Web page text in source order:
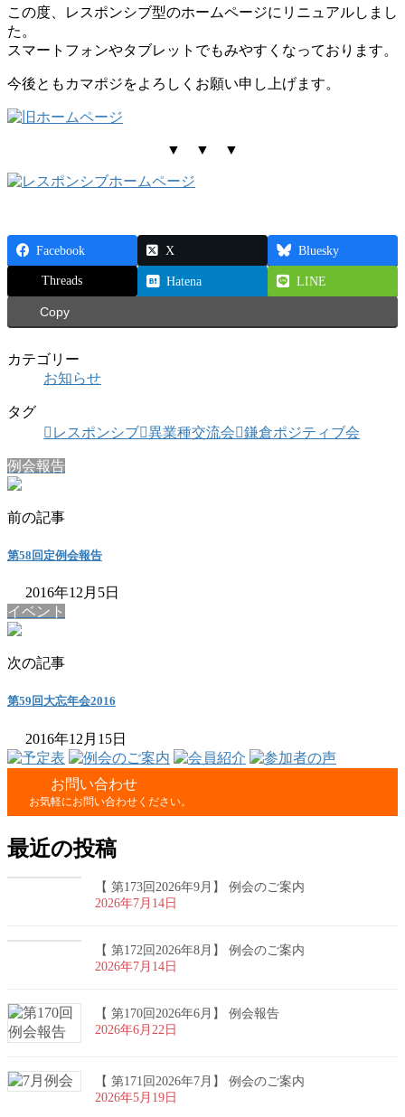
この度、レスポンシブ型のホームページにリニュアルしまし
た。
スマートフォンやタブレットでもみやすくなっております。
今後ともカマポジをよろしくお願い申し上げます。
▼ ▼ ▼
Facebook X Bluesky
Threads Hatena LINE
Copy
カテゴリー
お知らせ
タグ
レスポンシブ 異業種交流会 鎌倉ポジティブ会
例会報告
前の記事
第58回定例会報告
2016年12月5日
イベント
次の記事
第59回大忘年会2016
2016年12月15日
お問い合わせ
お気軽にお問い合わせください。
最近の投稿
【 第173回2026年9月】 例会のご案内
2026年7月14日
【 第172回2026年8月】 例会のご案内
2026年7月14日
【 第170回2026年6月】 例会報告
2026年6月22日
【 第171回2026年7月】 例会のご案内
2026年5月19日